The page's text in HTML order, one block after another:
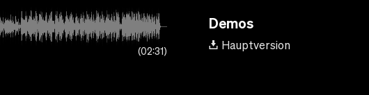
02:31
Demos
Hauptversion